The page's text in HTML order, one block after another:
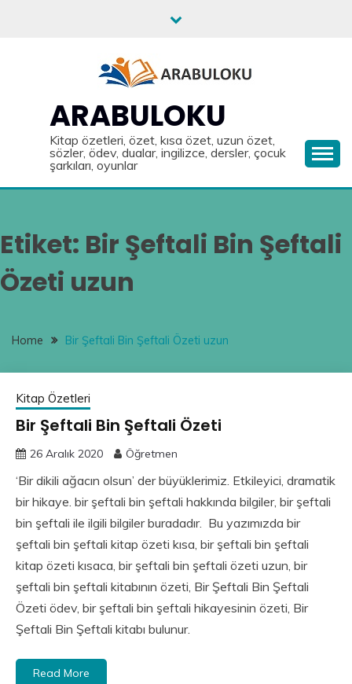
ARABULOKU
Kitap özetleri, özet, kısa özet, uzun özet,
sözler, ödev, dualar, ingilizce, dersler, çocuk
şarkıları, oyunlar
Etiket: Bir Şeftali Bin Şeftali
Özeti uzun
Home Bir Şeftali Bin Şeftali Özeti uzun
Kitap Özetleri
Bir Şeftali Bin Şeftali Özeti
26 Aralık 2020 Öğretmen
‘Bir dikili ağacın olsun’ der büyüklerimiz. Etkileyici, dramatik
bir hikaye. bir şeftali bin şeftali hakkında bilgiler, bir şeftali
bin şeftali ile ilgili bilgiler buradadır. Bu yazımızda bir
şeftali bin şeftali kitap özeti kısa, bir şeftali bin şeftali
kitap özeti kısaca, bir şeftali bin şeftali özeti uzun, bir
şeftali bin şeftali kitabının özeti, Bir Şeftali Bin Şeftali
Özeti ödev, bir şeftali bin şeftali hikayesinin özeti, Bir
Şeftali Bin Şeftali kitabı bulunur.
Read More